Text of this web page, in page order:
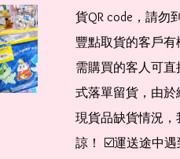
貨QR code，請勿
豐點取貨的客戶
需購買的客人可
式落單留貨，由
現貨品缺貨情況
諒！ ☑️運送途中遇